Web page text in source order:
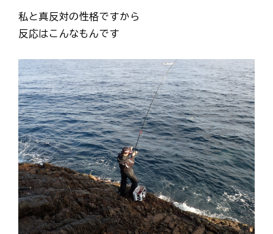
私と真反対の性格ですから
反応はこんなもんです